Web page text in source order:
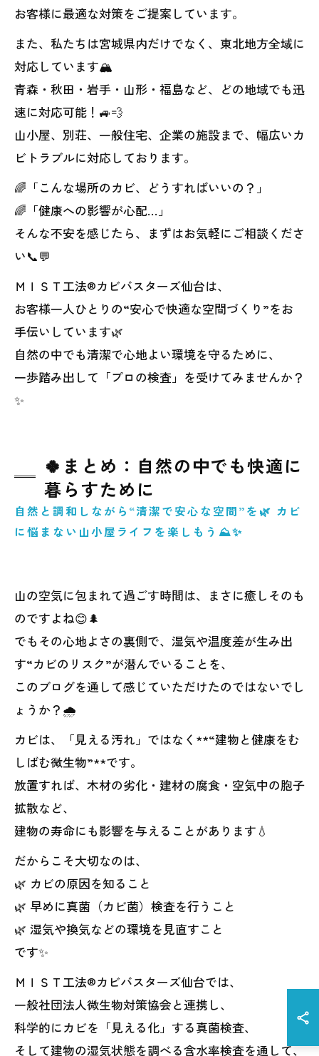
お客様に最適な対策をご提案しています。
また、私たちは宮城県内だけでなく、東北地方全域に
対応しています🏔️
青森・秋田・岩手・山形・福島など、どの地域でも迅
速に対応可能！🚙💨
山小屋、別荘、一般住宅、企業の施設まで、幅広いカ
ビトラブルに対応しております。
🌈「こんな場所のカビ、どうすればいいの？」
🌈「健康への影響が心配…」
そんな不安を感じたら、まずはお気軽にご相談くださ
い📞💬
ＭＩＳＴ工法®カビバスターズ仙台は、
お客様一人ひとりの“安心で快適な空間づくり”をお
手伝いしています🌿
自然の中でも清潔で心地よい環境を守るために、
一歩踏み出して「プロの検査」を受けてみませんか？
✨
🍀まとめ：自然の中でも快適に
暮らすために
自然と調和しながら“清潔で安心な空間”を🌿 カビ
に悩まない山小屋ライフを楽しもう⛰️✨
山の空気に包まれて過ごす時間は、まさに癒しそのも
のですよね😊🌲
でもその心地よさの裏側で、湿気や温度差が生み出
す“カビのリスク”が潜んでいることを、
このブログを通して感じていただけたのではないでし
ょうか？🌧️
カビは、「見える汚れ」ではなく**“建物と健康をむ
しばむ微生物”**です。
放置すれば、木材の劣化・建材の腐食・空気中の胞子
拡散など、
建物の寿命にも影響を与えることがあります💧
だからこそ大切なのは、
🌿 カビの原因を知ること
🌿 早めに真菌（カビ菌）検査を行うこと
🌿 湿気や換気などの環境を見直すこと
です✨
ＭＩＳＴ工法®カビバスターズ仙台では、
一般社団法人微生物対策協会と連携し、
科学的にカビを「見える化」する真菌検査、
そして建物の湿気状態を調べる含水率検査を通して、